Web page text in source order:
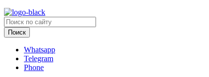
Whatsapp
Telegram
Phone